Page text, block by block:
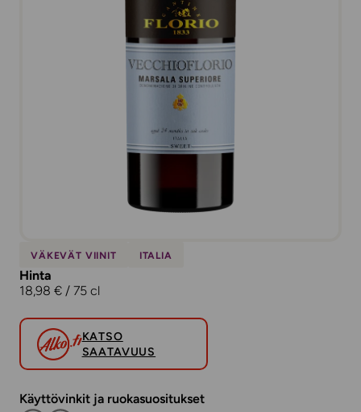
VÄKEVÄT VIINIT ITALIA
Hinta
18,98 € / 75 cl
KATSO
SAATAVUUS
Käyttövinkit ja ruokasuositukset